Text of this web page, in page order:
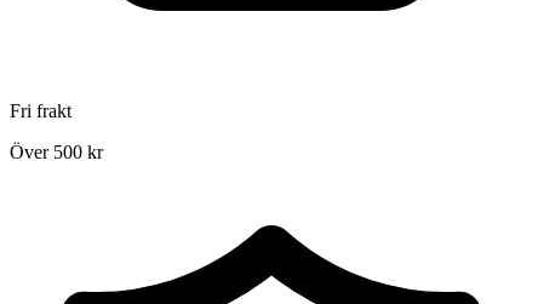
Fri frakt
Över 500 kr